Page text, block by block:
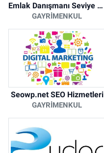
Emlak Danışmanı Seviye 5 Mesleki Yeterlilik Belgesi
GAYRIMENKUL
Seowp.net SEO Hizmetleri
GAYRIMENKUL